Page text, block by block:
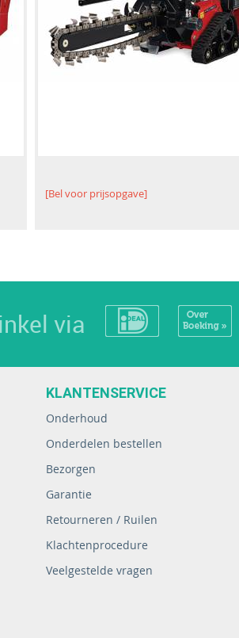
[Bel voor prijsopgave]
via
KLANTENSERVICE
Onderhoud
Onderdelen bestellen
Bezorgen
Garantie
Retourneren / Ruilen
Klachtenprocedure
Veelgestelde vragen